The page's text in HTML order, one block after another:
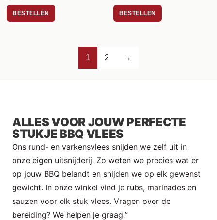
BESTELLEN BESTELLEN
1 2 →
ALLES VOOR JOUW PERFECTE
STUKJE BBQ VLEES
Ons rund- en varkensvlees snijden we zelf uit in
onze eigen uitsnijderij. Zo weten we precies wat er
op jouw BBQ belandt en snijden we op elk gewenst
gewicht. In onze winkel vind je rubs, marinades en
sauzen voor elk stuk vlees. Vragen over de
bereiding? We helpen je graag!”